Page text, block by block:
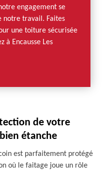
engagement se
notre travail. Faites
une toiture sécurisée
à Encausse Les
de votre
étanche
est parfaitement protégé
où le faitage joue un rôle